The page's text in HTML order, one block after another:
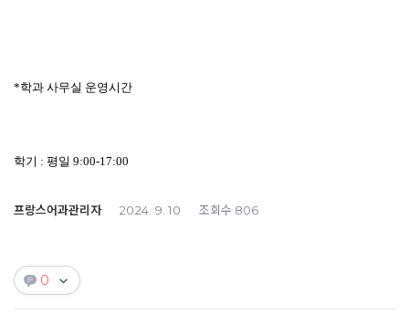
*학과 사무실 운영시간
학기 : 평일 9:00-17:00
프랑스어과관리자 2024. 9. 10 조회수 806
0